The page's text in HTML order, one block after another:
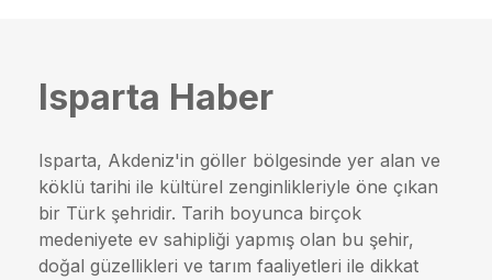
Isparta Haber
Isparta, Akdeniz'in göller bölgesinde yer alan ve
köklü tarihi ile kültürel zenginlikleriyle öne çıkan
bir Türk şehridir. Tarih boyunca birçok
medeniyete ev sahipliği yapmış olan bu şehir,
doğal güzellikleri ve tarım faaliyetleri ile dikkat